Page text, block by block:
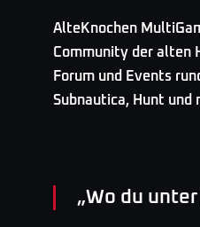
AlteKnochen
Community der alten
Forum und Events
Subnautica, Hunt und
„Wo du